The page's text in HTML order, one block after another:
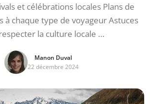
et célébrations locales Plans de
à chaque type de voyageur Astuces
la culture locale …
Manon Duval
22 décembre 2024